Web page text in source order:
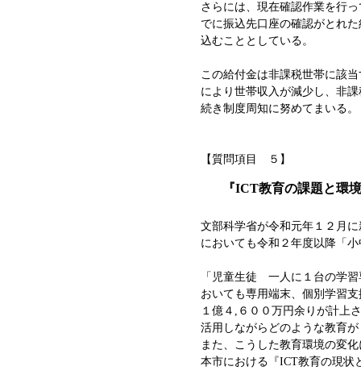
さらには、現在確認作業を行
でに振込先口座の確認がとれ
込むこととしている。
この給付金は非課税世帯に該
により世帯収入が減少し、非
続き制度周知に努めてまいる。
【質問項目 ５】
『ICT教育の課題と環
文部科学省が令和元年１２月
においても令和２年度以降「
「児童生徒 一人に１台の学
おいても専用端末、個別学習
１億４,６００万円余りが計上
活用しながらどのような教育
また、こうした教育環境の変
本市における『ICT教育の現